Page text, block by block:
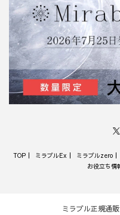
TOP ミラブルEx ミラブルzero
お役立ち情
ミラブル正規通